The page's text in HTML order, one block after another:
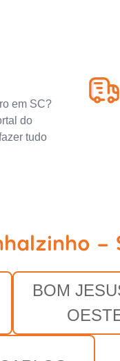
em SC?
do
tudo
-
BOM